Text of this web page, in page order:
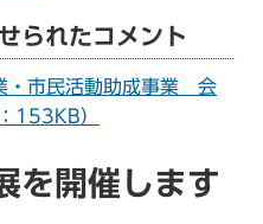
られたコメント
・市民活動助成事業 会
153KB）
を開催します